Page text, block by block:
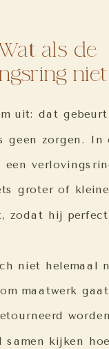
uit: dat
geen zorgen. In
een
groter of
zodat hij
niet helemaal
maatwerk
samen kijken
als de